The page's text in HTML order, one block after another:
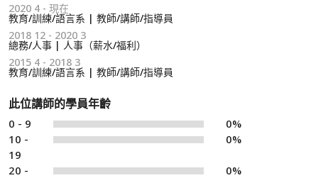
2020 4 - 現在
教育/訓練/語言系 | 教師/講師/指導員
2018 12 - 2020 3
總務/人事 | 人事（薪水/福利）
2015 4 - 2018 3
教育/訓練/語言系 | 教師/講師/指導員
此位講師的學員年齡
0 - 9
0%
10 -
19
0%
20 -
0%